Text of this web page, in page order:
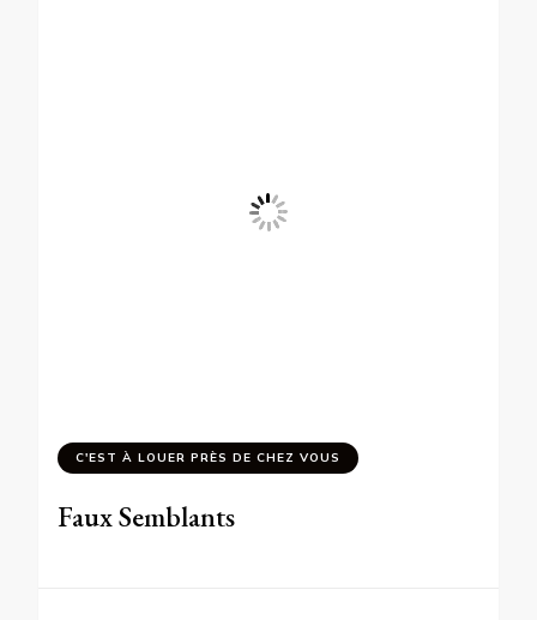
C'EST À LOUER PRÈS DE CHEZ VOUS
Faux Semblants